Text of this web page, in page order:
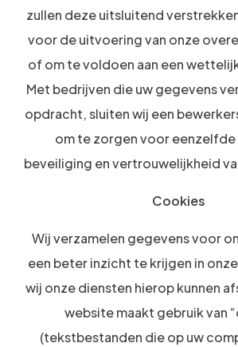
zullen deze uitsluitend
voor de uitvoering van onze
of om te voldoen aan een
Met bedrijven die uw gegevens
opdracht, sluiten wij een
om te zorgen voor eenzelfde
beveiliging en vertrouwelijkheid
Cookies
Wij verzamelen gegevens voor
een beter inzicht te krijgen in
wij onze diensten hierop kunnen
website maakt gebruik van
(tekstbestanden die op uw